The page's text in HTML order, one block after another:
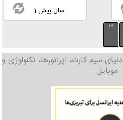
1 سال پیش
3
سیم کارت، اپراتورها، تکنولوژی و
موبایل